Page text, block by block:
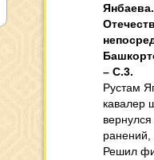
– С.3.
Рустам
кавалер
ранений,
Решил